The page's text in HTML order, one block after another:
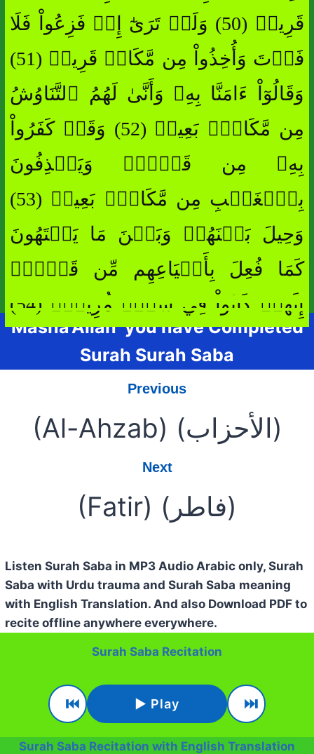
قَرِيبٞ (50) وَلَوۡ تَرَىٰٓ إِذۡ فَزِعُواْ فَلَا
فَوۡتَ وَأُخِذُواْ مِن مَّكَانٖ قَرِيبٖ (51)
وَقَالُوٓاْ ءَامَنَّا بِهِۦ وَأَنَّىٰ لَهُمُ ٱلتَّنَاوُشُ
مِن مَّكَانِۭ بَعِيدٖ (52) وَقَدۡ كَفَرُواْ
بِهِۦ مِن قَبۡلُۖ وَيَقۡذِفُونَ
بِٱلۡغَيۡبِ مِن مَّكَانِۭ بَعِيدٖ (53)
وَحِيلَ بَيۡنَهُمۡ وَبَيۡنَ مَا يَشۡتَهُونَ
كَمَا فُعِلَ بِأَشۡيَاعِهِم مِّن قَبۡلُۚ
إِنَّهُمۡ كَانُواْ فِي شَكّٖ مُّرِيبِۭ (54)
Masha’Allah you have Completed
Surah Surah Saba
Previous
(Al-Ahzab) (الأحزاب)
Next
(Fatir) (فاطر)
Listen Surah Saba in MP3 Audio Arabic only, Surah
Saba with Urdu trauma and Surah Saba meaning
with English Translation. And also Download PDF to
recite offline anywhere everywhere.
Surah Saba Recitation
⏮ ▶ Play ⏭
Surah Saba Recitation with English Translation